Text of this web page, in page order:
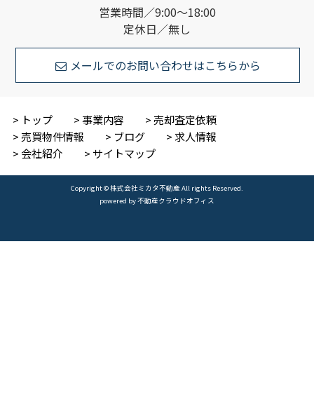
営業時間／9:00～18:00
定休日／無し
メールでのお問い合わせはこちらから
トップ 事業内容
売却査定依頼
売買物件情報
ブログ
求人情報
会社紹介
サイトマップ
Copyright © 株式会社ミカタ不動産 All rights Reserved.
powered by 不動産クラウドオフィス